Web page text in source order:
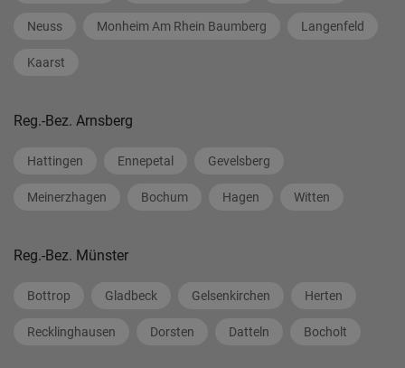
Neuss Monheim Am Rhein Baumberg Langenfeld
Kaarst
Reg.-Bez. Arnsberg
Hattingen Ennepetal Gevelsberg
Meinerzhagen Bochum Hagen Witten
Reg.-Bez. Münster
Bottrop Gladbeck Gelsenkirchen Herten
Recklinghausen Dorsten Datteln Bocholt